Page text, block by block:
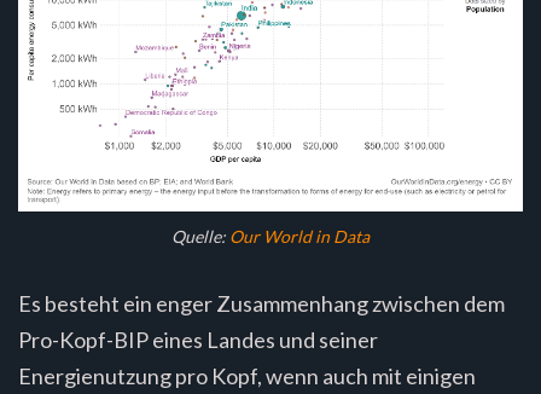
Quelle: Our World in Data
Es besteht ein enger Zusammenhang zwischen dem
Pro-Kopf-BIP eines Landes und seiner
Energienutzung pro Kopf, wenn auch mit einigen